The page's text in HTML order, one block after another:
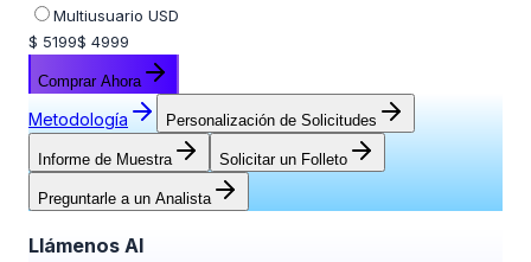
Multiusuario USD
$ 5199$ 4999
Comprar Ahora
Metodología Personalización de Solicitudes
Informe de Muestra Solicitar un Folleto
Preguntarle a un Analista
Llámenos Al